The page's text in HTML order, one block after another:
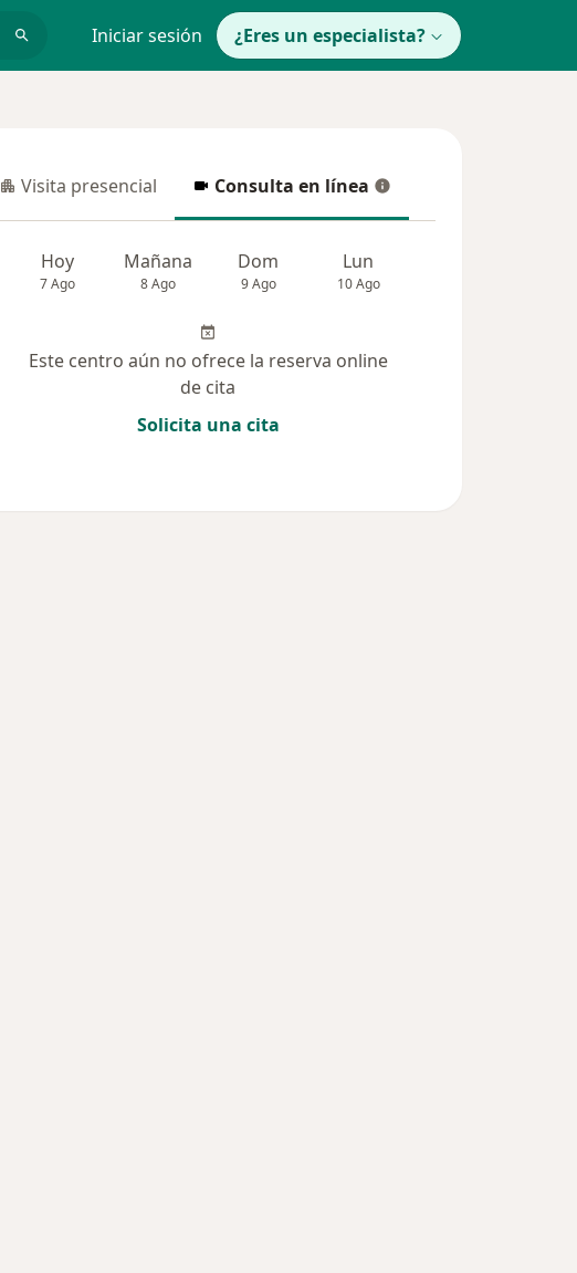
Iniciar sesión ¿Eres un especialista?
Visita presencial
Visita presencial Consulta en línea
Consulta en línea
Hoy
7 Ago
Mañana
8 Ago
Dom
9 Ago
Lun
10 Ago
Este centro aún no ofrece la reserva online
de cita
Solicita una cita